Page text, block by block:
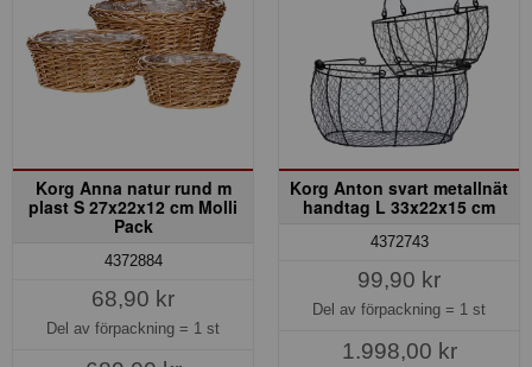
Korg Anna natur rund m
plast S 27x22x12 cm Molli
Pack
4372884
68,90 kr
Del av förpackning = 1 st
Korg Anton svart metallnät
handtag L 33x22x15 cm
4372743
99,90 kr
Del av förpackning = 1 st
1.998,00 kr